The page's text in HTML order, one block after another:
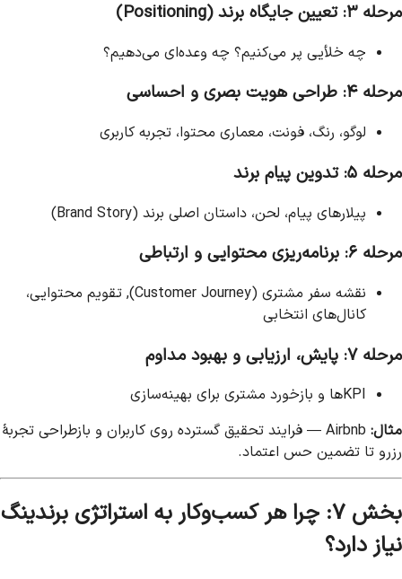
مرحله ۳: تعیین جایگاه برند (Positioning)
چه خلأیی پر می‌کنیم؟ چه وعده‌ای می‌دهیم؟
مرحله ۴: طراحی هویت بصری و احساسی
لوگو، رنگ، فونت، معماری محتوا، تجربه کاربری
مرحله ۵: تدوین پیام برند
پیلارهای پیام، لحن، داستان اصلی برند (Brand Story)
مرحله ۶: برنامه‌ریزی محتوایی و ارتباطی
نقشه سفر مشتری (Customer Journey), تقویم محتوایی،
کانال‌های انتخابی
مرحله ۷: پایش، ارزیابی و بهبود مداوم
KPIها و بازخورد مشتری برای بهینه‌سازی
مثال:
Airbnb — فرایند تحقیق گسترده روی کاربران و بازطراحی تجربهٔ
رزرو تا تضمین حس اعتماد.
بخش ۷: چرا هر کسب‌وکار به استراتژی برندینگ
نیاز دارد؟